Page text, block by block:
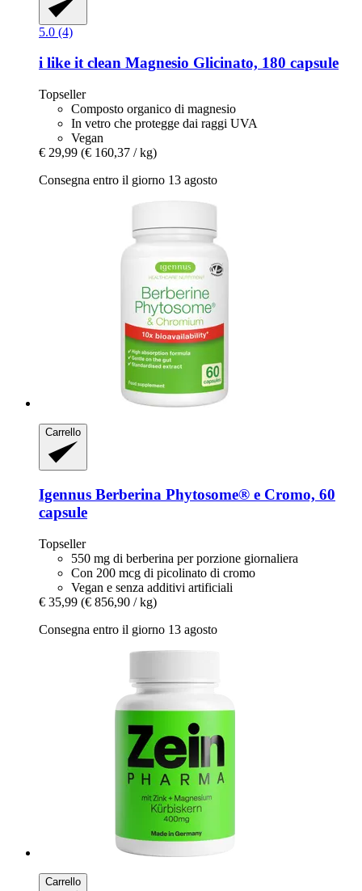
5.0 (4)
i like it clean Magnesio Glicinato, 180 capsule
Topseller
Composto organico di magnesio
In vetro che protegge dai raggi UVA
Vegan
€ 29,99 (€ 160,37 / kg)
Consegna entro il giorno 13 agosto
Carrello
Igennus Berberina Phytosome® e Cromo, 60
capsule
Topseller
550 mg di berberina per porzione giornaliera
Con 200 mcg di picolinato di cromo
Vegan e senza additivi artificiali
€ 35,99 (€ 856,90 / kg)
Consegna entro il giorno 13 agosto
Carrello